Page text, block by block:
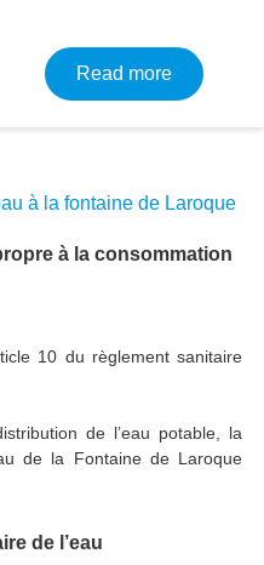
Read moreabout
à la fontaine de Laroque
à la consommation
10 du règlement sanitaire
de l’eau potable, la
de la Fontaine de Laroque
de l’eau